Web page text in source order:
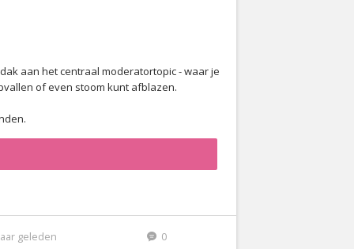
aan het centraal moderatortopic - waar je
of even stoom kunt afblazen.
geleden 0